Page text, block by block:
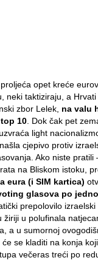
opet kreće
neki taktiziraju, a
zbor Lelek, na valu
10 . Dok čak pet
light
cjepivo protiv
Ako niste pratili
na Bliskom istoku,
eura (i SIM kartica)
glasova po
prepolovilo
žiriji u polufinala
a u sumornoj
se kladiti na konja
večeras treći po